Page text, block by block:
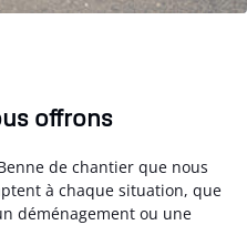
offrons
de chantier que nous
à chaque situation, que
déménagement ou une